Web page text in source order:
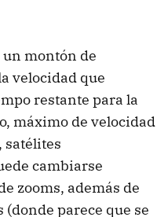
un montón de
velocidad que
restante para la
máximo de velocidad
satélites
cambiarse
zooms, además de
parece que se